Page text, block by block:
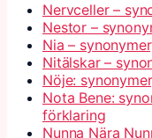
Nervceller –
Nestor –
Nia –
Nitälskar –
Nöje:
Nota Bene:
förklaring
Nunna Nära